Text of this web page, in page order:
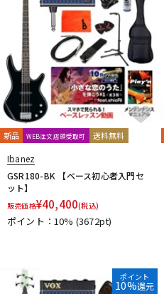
新品 WEB注文店頭受取可 送料無料
Ibanez
GSR180-BK 【ベース初心者入門セ
ット】
販売価格¥40,400(税込)
ポイント：10% (3672pt)
ポイント
10%還元